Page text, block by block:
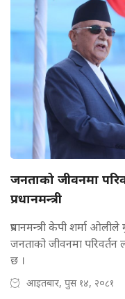
जनताको जीवनमा
प्रधानमन्त्री
प्रधानमन्त्री केपी शर्मा
जनताको जीवनमा
छ ।
आइतबार, पुस १४, २०८१